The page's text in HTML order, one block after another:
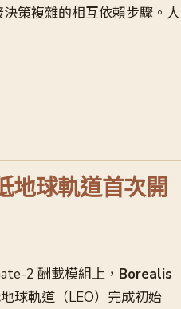
策複雜的相互依賴步驟。人
地球軌道首次開
2 酬載模組上， Borealis
球軌道（LEO）完成初始